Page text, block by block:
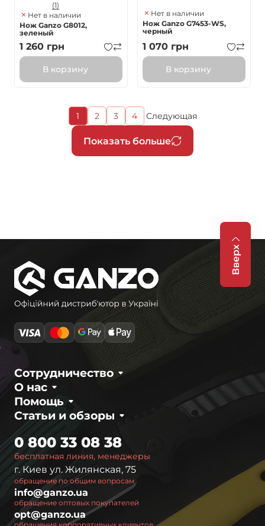
(1)
Нет в наличии
Нож Ganzo G8012,
зеленый
1 260 грн
В корзину
Нет в наличии
Нож Ganzo G7453-WS,
черный
1 070 грн
В корзину
Нумерация
страниц
Показать больше
Текущая
страница
1
Страница
2
Страница
3
Страница
4
Следующая
страница
Следующая
Вверх
О нас
Сотрудничество
Статьи и обзоры
Помощь
бесплатная линия, менеджеры
0 800 33 08 38
г. Киев ул. Жилянская, 75
обращение по общим вопросам
info@ganzo.ua
обращение оптовых покупателей
opt@ganzo.ua